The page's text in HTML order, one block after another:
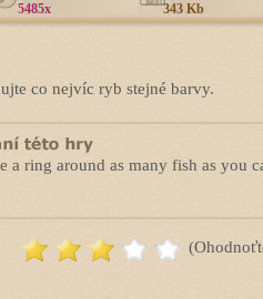
5485x 343 Kb
co nejvíc ryb stejné barvy.
a ring around as many fish as you